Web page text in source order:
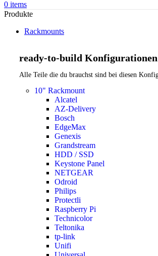
0 items
Produkte
Rackmounts
ready-to-build Konfigurationen
Alle Teile die du brauchst sind bei diesen
10" Rackmount
Alcatel
AZ-Delivery
Bosch
EdgeMax
Genexis
Grandstream
HDD / SSD
Keystone Panel
NETGEAR
Odroid
Philips
Protectli
Raspberry Pi
Technicolor
Teltonika
tp-link
Unifi